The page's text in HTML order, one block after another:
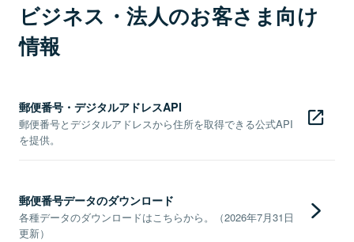
ビジネス・法人のお客さま向け
情報
郵便番号・デジタルアドレスAPI
郵便番号とデジタルアドレスから住所を取得できる公式API
を提供。
郵便番号データのダウンロード
各種データのダウンロードはこちらから。（2026年7月31日
更新）